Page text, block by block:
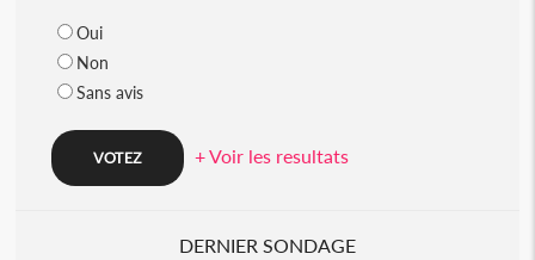
Oui
Non
Sans avis
+ Voir les resultats
DERNIER SONDAGE